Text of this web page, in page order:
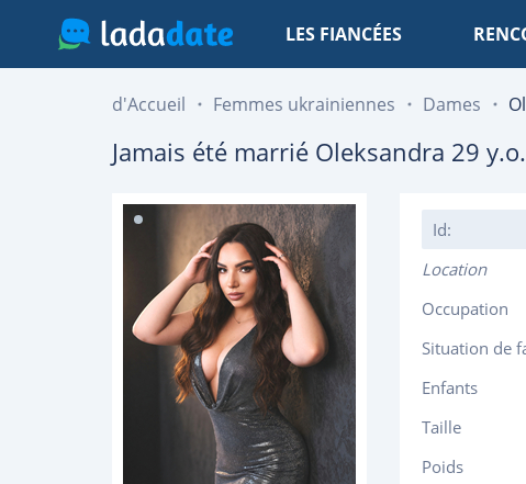
LES FIANCÉES
d'Accueil Femmes ukrainiennes Dames
Jamais été marrié Oleksandra 29
Id:
Location
Occupation
Situation de
Enfants
Taille
Poids